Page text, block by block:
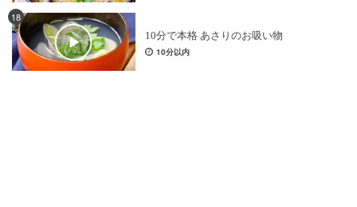
18
10分で本格 あさりのお吸い物
10分以内